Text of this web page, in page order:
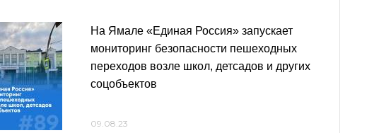
На Ямале «Единая Россия» запускает
мониторинг безопасности пешеходных
переходов возле школ, детсадов и других
соцобъектов
09.08.23